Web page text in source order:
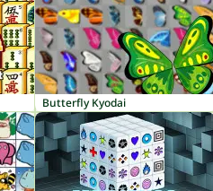
Butterfly Kyodai